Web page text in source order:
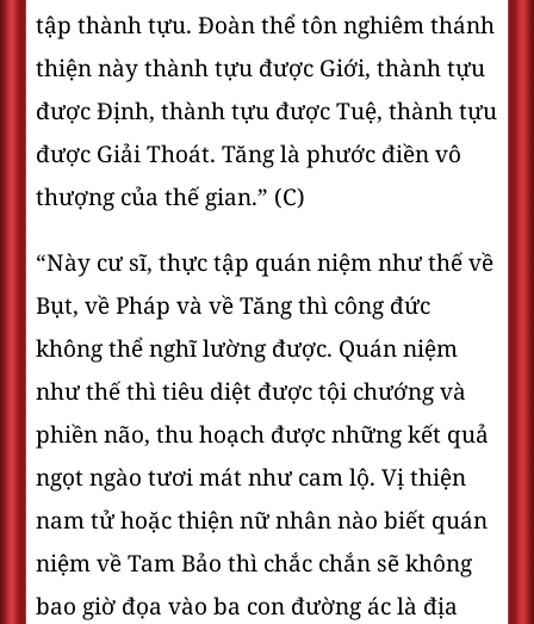
tập thành tựu. Đoàn thể tôn nghiêm thánh
thiện này thành tựu được Giới, thành tựu
được Định, thành tựu được Tuệ, thành tựu
được Giải Thoát. Tăng là phước điền vô
thượng của thế gian.” (C)
“Này cư sĩ, thực tập quán niệm như thế về
Bụt, về Pháp và về Tăng thì công đức
không thể nghĩ lường được. Quán niệm
như thế thì tiêu diệt được tội chướng và
phiền não, thu hoạch được những kết quả
ngọt ngào tươi mát như cam lộ. Vị thiện
nam tử hoặc thiện nữ nhân nào biết quán
niệm về Tam Bảo thì chắc chắn sẽ không
bao giờ đọa vào ba con đường ác là địa